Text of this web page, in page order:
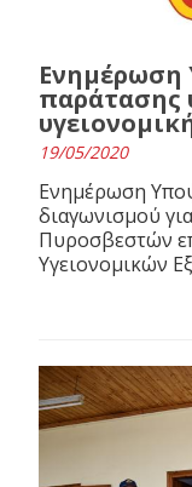
Ενημέρωση
παράτασης
19/05/2020
Ενημέρωση
διαγωνισμού
Πυροσβεστών
Υγειονομικών